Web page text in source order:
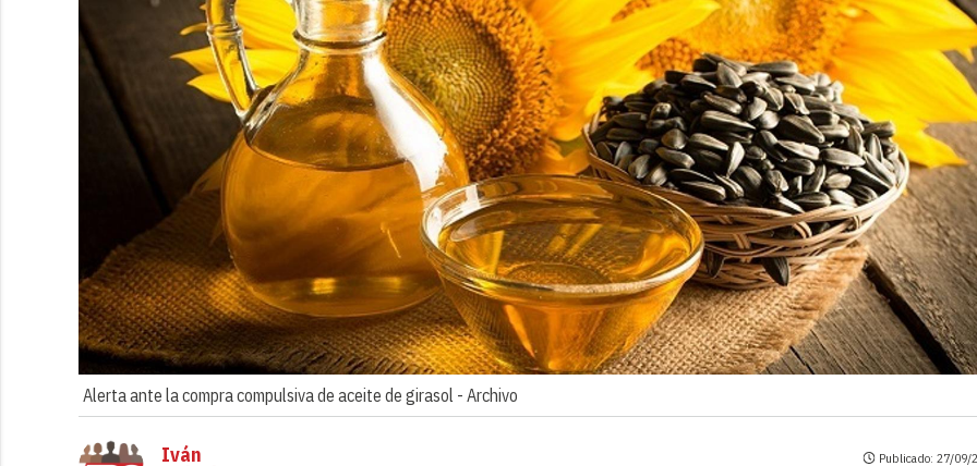
Alerta ante la compra compulsiva de aceite de girasol - Archivo
Iván Publicado: 27/09/